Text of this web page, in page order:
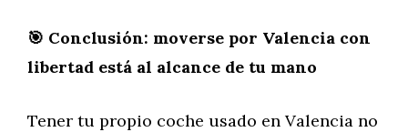
🎯 Conclusión: moverse por Valencia con
libertad está al alcance de tu mano
Tener tu propio coche usado en Valencia no